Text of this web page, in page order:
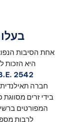
אחת הסיבות
בידי זרים